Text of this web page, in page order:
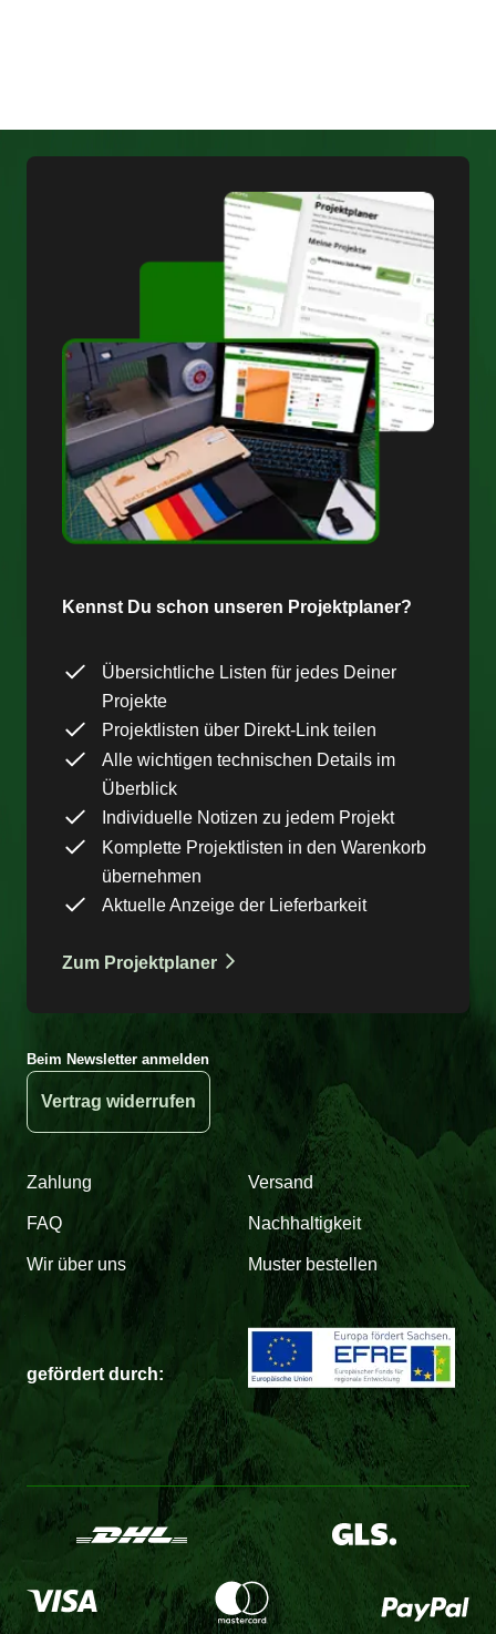
Kennst Du schon unseren Projektplaner?
Übersichtliche Listen für jedes Deiner
Projekte
Projektlisten über Direkt-Link teilen
Alle wichtigen technischen Details im
Überblick
Individuelle Notizen zu jedem Projekt
Komplette Projektlisten in den Warenkorb
übernehmen
Aktuelle Anzeige der Lieferbarkeit
Zum Projektplaner
Beim Newsletter anmelden
Vertrag widerrufen
Zahlung Versand
FAQ Nachhaltigkeit
Wir über uns Muster bestellen
gefördert durch: